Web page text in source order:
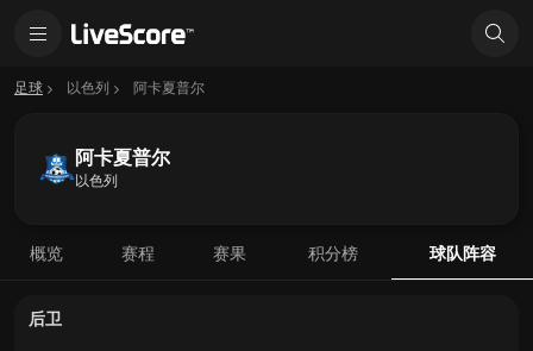
足球 以色列 阿卡夏普尔
阿卡夏普尔
以色列
概览 赛程 赛果 积分榜 球队阵容
后卫